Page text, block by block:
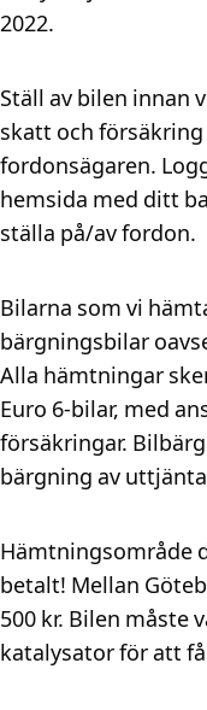
2022.
Ställ av bilen innan
skatt och
fordonsägaren.
hemsida med ditt
ställa på/av fordon.
Bilarna som vi
bärgningsbilar
Alla hämtningar
Euro 6-bilar, med
försäkringar.
bärgning av
Hämtningsområde
betalt! Mellan
500 kr. Bilen måste
katalysator för att